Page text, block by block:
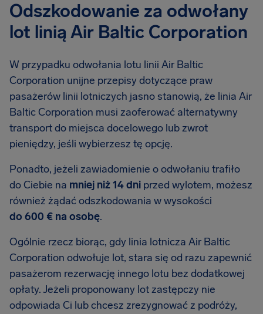
Odszkodowanie za odwołany
lot linią Air Baltic Corporation
W przypadku odwołania lotu linii Air Baltic
Corporation unijne przepisy dotyczące praw
pasażerów linii lotniczych jasno stanowią, że linia Air
Baltic Corporation musi zaoferować alternatywny
transport do miejsca docelowego lub zwrot
pieniędzy, jeśli wybierzesz tę opcję.
Ponadto, jeżeli zawiadomienie o odwołaniu trafiło
do Ciebie na mniej niż 14 dni przed wylotem, możesz
również żądać odszkodowania w wysokości
do 600 € na osobę.
Ogólnie rzecz biorąc, gdy linia lotnicza Air Baltic
Corporation odwołuje lot, stara się od razu zapewnić
pasażerom rezerwację innego lotu bez dodatkowej
opłaty. Jeżeli proponowany lot zastępczy nie
odpowiada Ci lub chcesz zrezygnować z podróży,